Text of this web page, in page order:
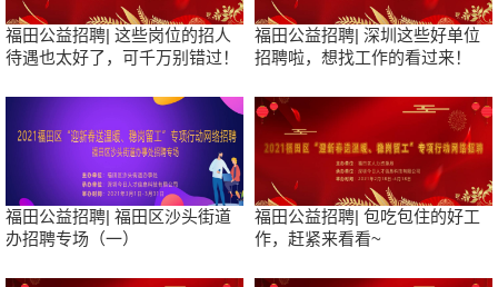
福田公益招聘| 这些岗位的招人
待遇也太好了，可千万别错过！
福田公益招聘| 深圳这些好单位
招聘啦，想找工作的看过来！
福田公益招聘| 福田区沙头街道
办招聘专场（一）
福田公益招聘| 包吃包住的好工
作，赶紧来看看~